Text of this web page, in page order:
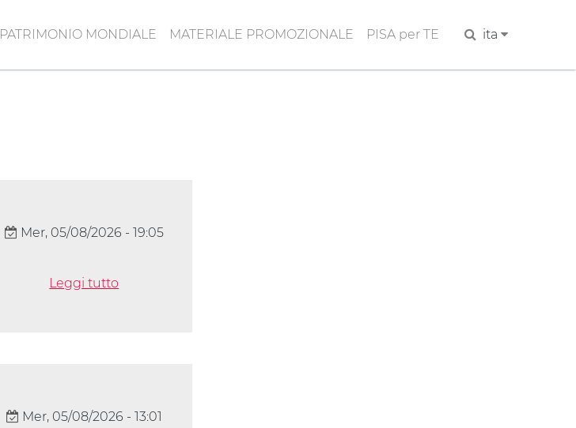
PATRIMONIO MONDIALE MATERIALE PROMOZIONALE PISA per TE Cerca ita
Mer, 05/08/2026 - 19:05
Leggi tutto
Mer, 05/08/2026 - 13:01